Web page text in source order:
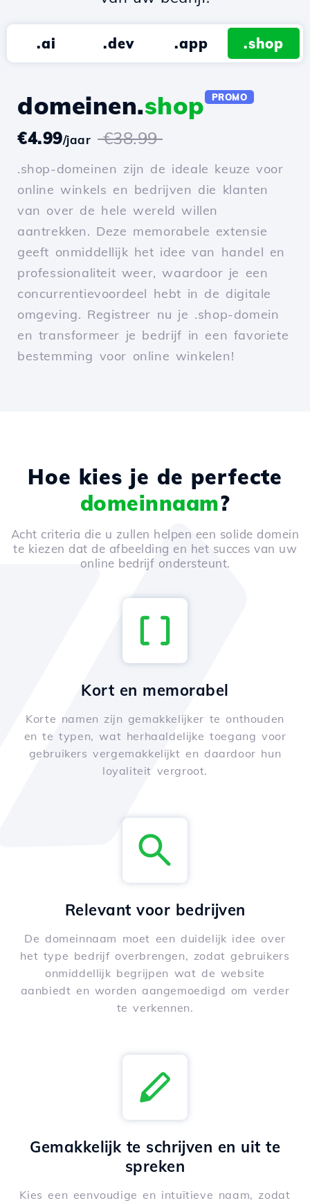
.ai .dev .app .shop
domeinen.shop PROMO
€4.99/jaar €38.99
.shop-domeinen zijn de ideale keuze voor
online winkels en bedrijven die klanten
van over de hele wereld willen
aantrekken. Deze memorabele extensie
geeft onmiddellijk het idee van handel en
professionaliteit weer, waardoor je een
concurrentievoordeel hebt in de digitale
omgeving. Registreer nu je .shop-domein
en transformeer je bedrijf in een favoriete
bestemming voor online winkelen!
Hoe kies je de perfecte
domeinnaam?
Acht criteria die u zullen helpen een solide domein
te kiezen dat de afbeelding en het succes van uw
online bedrijf ondersteunt.
Kort en memorabel
Korte namen zijn gemakkelijker te onthouden
en te typen, wat herhaaldelijke toegang voor
gebruikers vergemakkelijkt en daardoor hun
loyaliteit vergroot.
Relevant voor bedrijven
De domeinnaam moet een duidelijk idee over
het type bedrijf overbrengen, zodat gebruikers
onmiddellijk begrijpen wat de website
aanbiedt en worden aangemoedigd om verder
te verkennen.
Gemakkelijk te schrijven en uit te
spreken
Kies een eenvoudige en intuïtieve naam, zodat